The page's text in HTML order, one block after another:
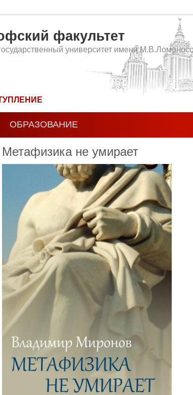
факультет
университет имени
ОБРАЗОВАНИЕ
Метафизика не умирает